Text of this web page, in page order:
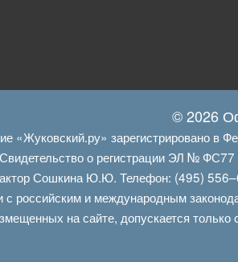
© 2026
«Жуковский.ру» зарегистрировано в
о регистрации ЭЛ №
Сошкина Ю.Ю. Телефон: (495)
с российским и международным
на сайте, допускается